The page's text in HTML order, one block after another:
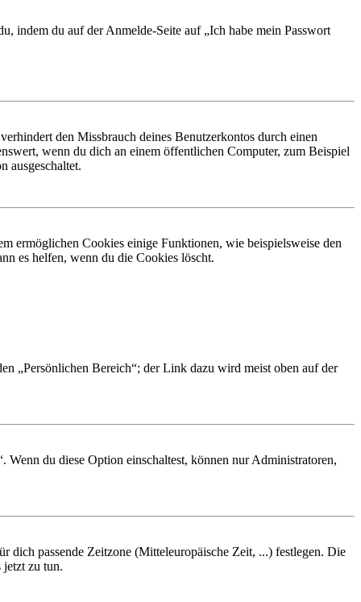
indem du auf der Anmelde-Seite auf „Ich habe mein Passwort
den Missbrauch deines Benutzerkontos durch einen
wenn du dich an einem öffentlichen Computer, zum Beispiel
ausgeschaltet.
ermöglichen Cookies einige Funktionen, wie beispielsweise den
es helfen, wenn du die Cookies löscht.
„Persönlichen Bereich“; der Link dazu wird meist oben auf der
du diese Option einschaltest, können nur Administratoren,
dich passende Zeitzone (Mitteleuropäische Zeit, ...) festlegen. Die
jetzt zu tun.